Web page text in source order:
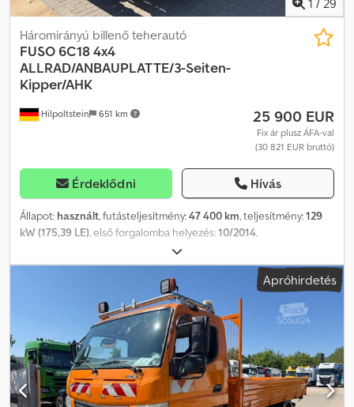
Átszállítás/szállítás az EU-ban - Járművek vámkezelése
harmadik országba WhatsApp elérhetőségünk angol, német,
orosz és más nyelveken:
1 / 29
Hilpoltstein 651 km
Háromirányú billenő teherautó
FUSO 6C18 4x4
ALLRAD/ANBAUPLATTE/3-Seiten-
Kipper/AHK
25 900 EUR
Fix ár plusz ÁFA-val
(30 821 EUR bruttó)
Érdeklődni Hívás
Állapot: használt, futásteljesítmény:47 400 km, teljesítmény:129
kW (175,39 LE), első forgalomba helyezés:10/2014,
, össztömeg:
hajtástípus:mechanikai, kibocsátási osztály:Euro 6, ülések száma:
, rakodótér szélesség: 2 090 mm,
400 mm, Felszereltség:ABS, koromszűrő,
központi zár, összkerékhajtás , Fuso 6C18, háromoldalas, billenő
felépítményű teherautó 4x4-es összkerékhajtás Crodpfx Aszpc
Rnobfef Rögzítőlemez a téli karbantartási munkálatokhoz 5
fokozatú manuális váltó, vonóhorog (3500 kg), EURO 6, rádió/CD-
lejátszó, 2 elektromos ablakemelő, motorfék, központi zár
távirányítóval, ABS. Hasznos teherbírás: 2770 kg Felépítmény belső
Apróhirdetés